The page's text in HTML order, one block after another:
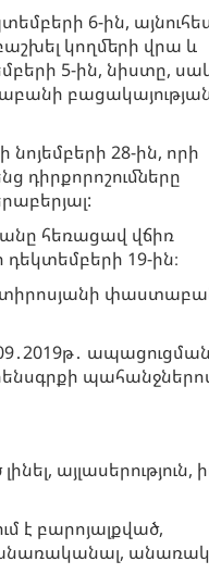
6-ին,
կողմերի վրա և
5-ին, նիստը,
28-ին, որի
դիրքորոշումները
հեռացավ վճիռ
19-ին։
ապացուցման
այլասերություն,
է բարոյալքված,
անառականալ,